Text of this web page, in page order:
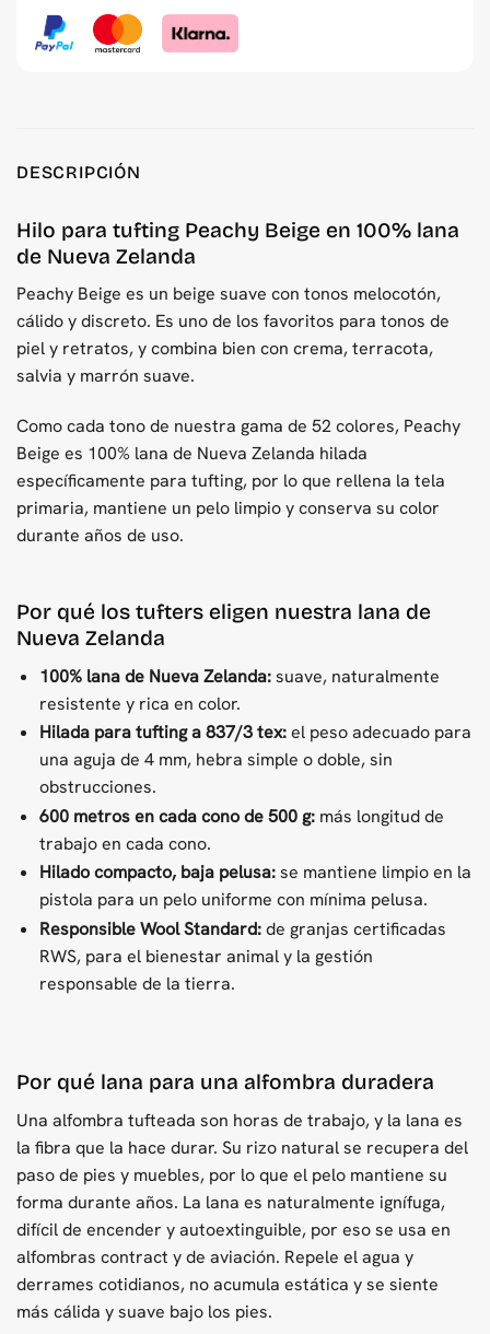
DESCRIPCIÓN
Hilo para tufting Peachy Beige en 100% lana
de Nueva Zelanda
Peachy Beige es un beige suave con tonos melocotón,
cálido y discreto. Es uno de los favoritos para tonos de
piel y retratos, y combina bien con crema, terracota,
salvia y marrón suave.
Como cada tono de nuestra gama de 52 colores, Peachy
Beige es 100% lana de Nueva Zelanda hilada
específicamente para tufting, por lo que rellena la tela
primaria, mantiene un pelo limpio y conserva su color
durante años de uso.
Por qué los tufters eligen nuestra lana de
Nueva Zelanda
100% lana de Nueva Zelanda:suave, naturalmente
resistente y rica en color.
Hilada para tufting a 837/3 tex:el peso adecuado para
una aguja de 4 mm, hebra simple o doble, sin
obstrucciones.
600 metros en cada cono de 500 g:más longitud de
trabajo en cada cono.
Hilado compacto, baja pelusa:se mantiene limpio en la
pistola para un pelo uniforme con mínima pelusa.
Responsible Wool Standard:de granjas certificadas
RWS, para el bienestar animal y la gestión
responsable de la tierra.
Por qué lana para una alfombra duradera
Una alfombra tufteada son horas de trabajo, y la lana es
la fibra que la hace durar. Su rizo natural se recupera del
paso de pies y muebles, por lo que el pelo mantiene su
forma durante años. La lana es naturalmente ignífuga,
difícil de encender y autoextinguible, por eso se usa en
alfombras contract y de aviación. Repele el agua y
derrames cotidianos, no acumula estática y se siente
más cálida y suave bajo los pies.